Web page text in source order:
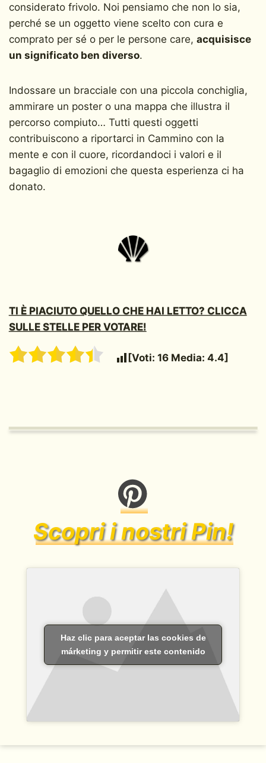
considerato frivolo. Noi pensiamo che non lo sia,
perché se un oggetto viene scelto con cura e
comprato per sé o per le persone care, acquisisce
un significato ben diverso.
Indossare un bracciale con una piccola conchiglia,
ammirare un poster o una mappa che illustra il
percorso compiuto… Tutti questi oggetti
contribuiscono a riportarci in Cammino con la
mente e con il cuore, ricordandoci i valori e il
bagaglio di emozioni che questa esperienza ci ha
donato.
TI È PIACIUTO QUELLO CHE HAI LETTO? CLICCA
SULLE STELLE PER VOTARE!
[Voti: 16Media: 4.4]
Scopri i nostri Pin!
Haz clic para aceptar las cookies de
márketing y permitir este contenido